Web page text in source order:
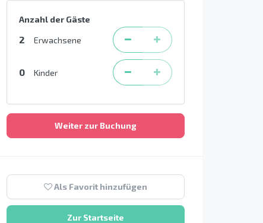
Anzahl der Gäste
2 Erwachsene
0 Kinder
Weiter zur Buchung
Als Favorit hinzufügen
Zur Startseite